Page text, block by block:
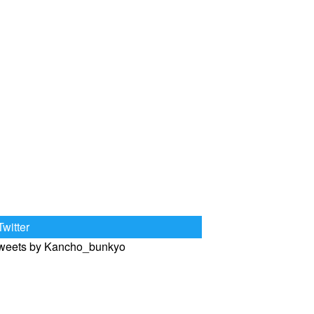
by Kancho_bunkyo